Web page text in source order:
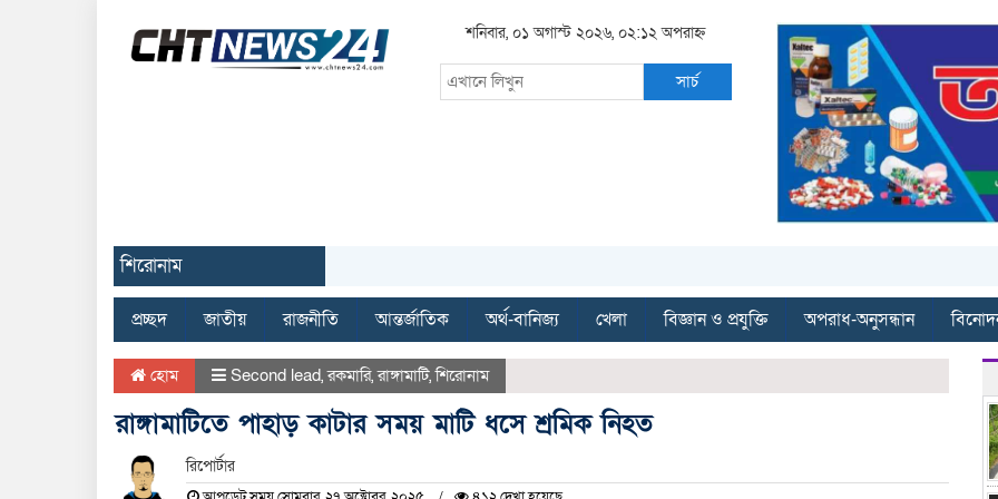
শনিবার, ০১ অগাস্ট ২০২৬, ০২:১২ অপরাহ্ন
সার্চ
শিরোনাম
প্রচ্ছদ জাতীয় রাজনীতি আন্তর্জাতিক অর্থ-বানিজ্য খেলা বিজ্ঞান ও প্রযুক্তি অপরাধ-অনুসন্ধান
হোম Second lead,রকমারি,রাঙ্গামাটি,শিরোনাম
রাঙ্গামাটিতে পাহাড় কাটার সময় মাটি ধসে শ্রমিক নিহত
রিপোর্টার